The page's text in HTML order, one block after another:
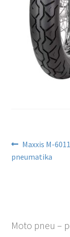
Navigace
pro
Předchozí
příspěvek:
Maxxis M-
pneumatika
Moto pneu –